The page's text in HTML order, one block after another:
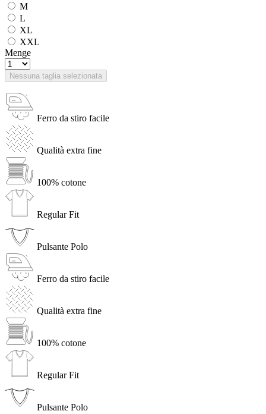
M
L
XL
XXL
Menge
Nessuna taglia selezionata
Ferro da stiro facile
Qualità extra fine
100% cotone
Regular Fit
Pulsante Polo
Ferro da stiro facile
Qualità extra fine
100% cotone
Regular Fit
Pulsante Polo